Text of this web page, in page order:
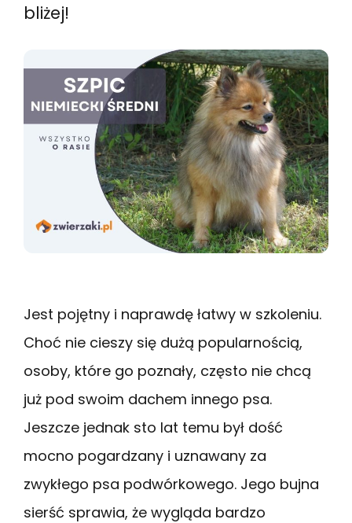
bliżej!
Jest pojętny i naprawdę łatwy w szkoleniu.
Choć nie cieszy się dużą popularnością,
osoby, które go poznały, często nie chcą
już pod swoim dachem innego psa.
Jeszcze jednak sto lat temu był dość
mocno pogardzany i uznawany za
zwykłego psa podwórkowego. Jego bujna
sierść sprawia, że wygląda bardzo